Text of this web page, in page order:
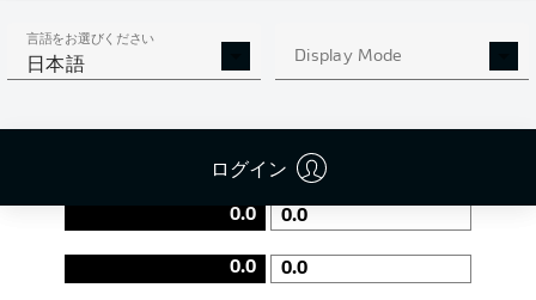
言語をお選びください
日本語 Display Mode
ログイン
0
0 % 成功率 0 %
PASS EFFICIENCY
0.0 0.0
0.0 0.0